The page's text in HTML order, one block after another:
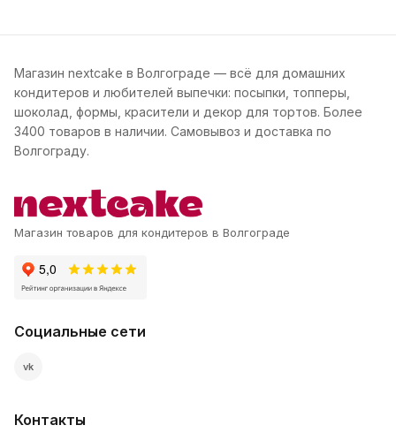
Магазин nextcake в Волгограде — всё для домашних
кондитеров и любителей выпечки: посыпки, топперы,
шоколад, формы, красители и декор для тортов. Более
3400 товаров в наличии. Самовывоз и доставка по
Волгограду.
Магазин товаров для кондитеров в Волгограде
Социальные сети
vk
Контакты